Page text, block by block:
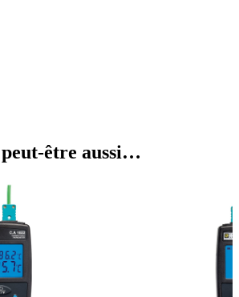
être aussi…